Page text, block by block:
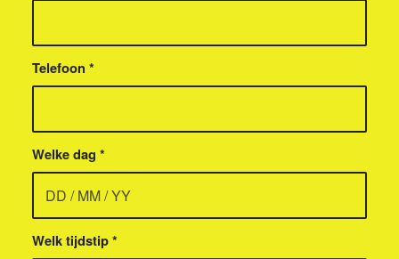
Telefoon *
Welke dag *
Welk tijdstip*